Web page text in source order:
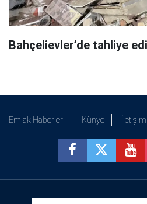
Bahçelievler’de tahliye
Emlak Haberleri Künye İletişim